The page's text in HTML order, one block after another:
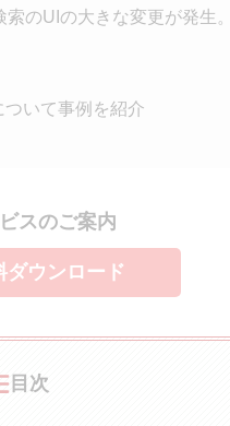
のUIの大きな変更が発生
いて事例を紹介
スのご案内
ダウンロード
目次